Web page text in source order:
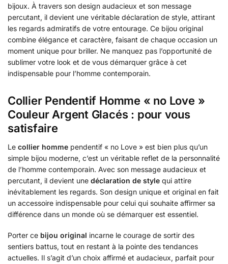
bijoux. À travers son design audacieux et son message
percutant, il devient une véritable déclaration de style, attirant
les regards admiratifs de votre entourage. Ce bijou original
combine élégance et caractère, faisant de chaque occasion un
moment unique pour briller. Ne manquez pas l’opportunité de
sublimer votre look et de vous démarquer grâce à cet
indispensable pour l’homme contemporain.
Collier Pendentif Homme « no Love »
Couleur Argent Glacés : pour vous
satisfaire
Le collier homme pendentif « no Love » est bien plus qu’un
simple bijou moderne, c’est un véritable reflet de la personnalité
de l’homme contemporain. Avec son message audacieux et
percutant, il devient une déclaration de style qui attire
inévitablement les regards. Son design unique et original en fait
un accessoire indispensable pour celui qui souhaite affirmer sa
différence dans un monde où se démarquer est essentiel.
Porter ce bijou original incarne le courage de sortir des
sentiers battus, tout en restant à la pointe des tendances
actuelles. Il s’agit d’un choix affirmé et audacieux, parfait pour